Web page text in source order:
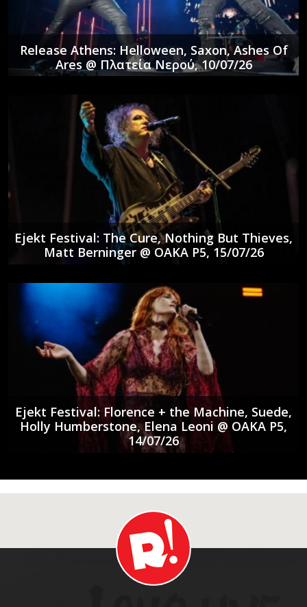
Release Athens: Helloween, Saxon, Ashes Of
Ares @ Πλατεία Νερού, 10/07/26
Ejekt Festival: The Cure, Nothing But Thieves,
Matt Berninger @ ΟΑΚΑ P5, 15/07/26
Ejekt Festival: Florence + the Machine, Suede,
Holly Humberstone, Elena Leoni @ ΟΑΚΑ P5,
14/07/26